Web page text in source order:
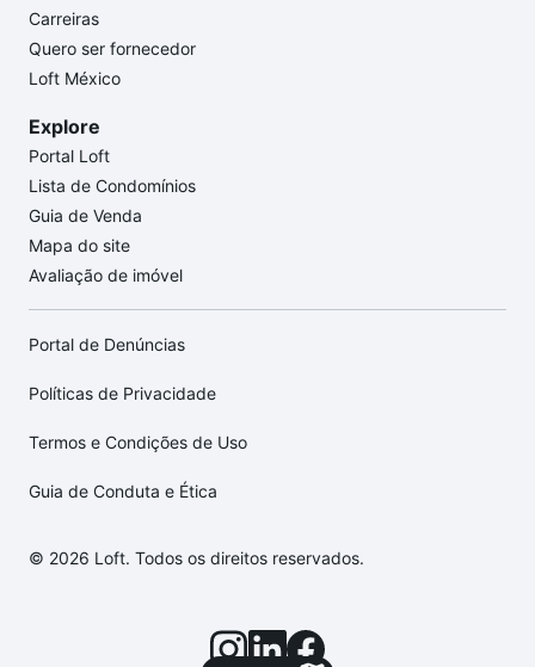
Carreiras
Quero ser fornecedor
Loft México
Explore
Portal Loft
Lista de Condomínios
Guia de Venda
Mapa do site
Avaliação de imóvel
Portal de Denúncias
Políticas de Privacidade
Termos e Condições de Uso
Guia de Conduta e Ética
© 2026 Loft. Todos os direitos reservados.